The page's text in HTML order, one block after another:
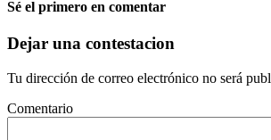
Sé el primero en comentar
Dejar una contestacion
Tu dirección de correo electrónico no será
Comentario